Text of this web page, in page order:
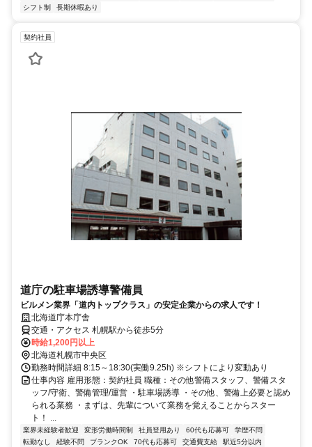
シフト制
長期休暇あり
契約社員
道庁の駐車場誘導警備員
ビルメン業界「道内トップクラス」の安定企業からの求人です！
北海道庁本庁舎
交通・アクセス 札幌駅から徒歩5分
時給1,200円以上
北海道札幌市中央区
勤務時間詳細 8:15～18:30(実働9.25h) ※シフトにより変動あり
仕事内容 雇用形態：契約社員 職種：その他警備スタッフ、警備スタ
ッフ/守衛、警備管理/運営 ・駐車場誘導 ・その他、警備上必要と認め
られる業務 ・まずは、先輩について業務を覚えることからスター
ト！ ...
業界未経験者歓迎 変形労働時間制 社員登用あり 60代も応募可
学歴不問
転勤なし
経験不問 ブランクOK 70代も応募可 交通費支給 駅近5分以内